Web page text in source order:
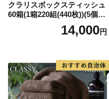
クラリスボックスティッシュ
60箱(1箱220組(440枚))(5個入
り×12セット)【1256759】
14,000円